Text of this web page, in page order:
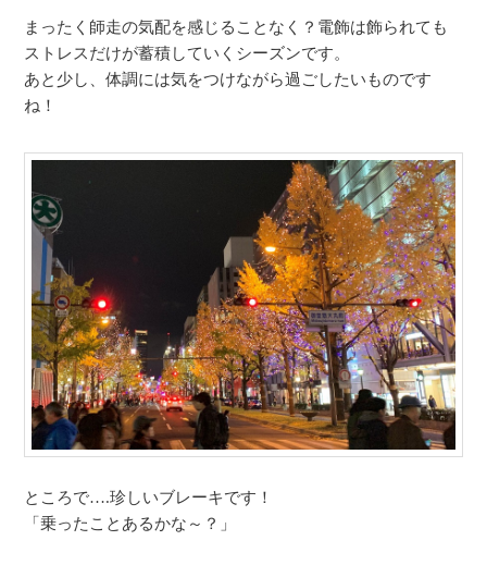
まったく師走の気配を感じることなく？電飾は飾られても
ストレスだけが蓄積していくシーズンです。
あと少し、体調には気をつけながら過ごしたいものです
ね！
ところで….珍しいブレーキです！
「乗ったことあるかな～？」